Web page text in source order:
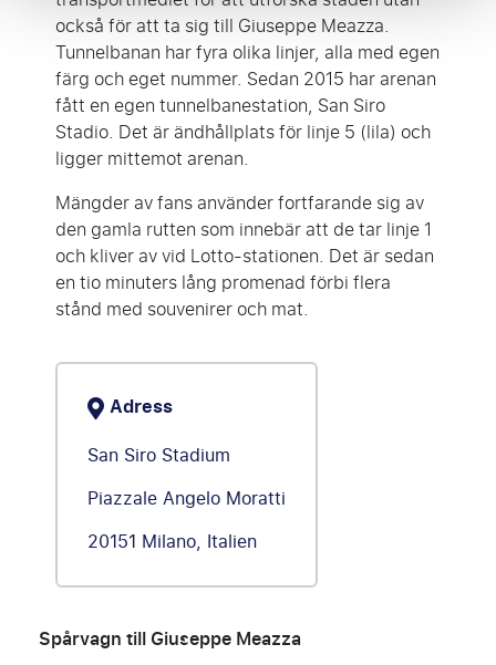
också för att ta sig till Giuseppe Meazza.
Tunnelbanan har fyra olika linjer, alla med egen
färg och eget nummer. Sedan 2015 har arenan
fått en egen tunnelbanestation, San Siro
Stadio. Det är ändhållplats för linje 5 (lila) och
ligger mittemot arenan.
Mängder av fans använder fortfarande sig av
den gamla rutten som innebär att de tar linje 1
och kliver av vid Lotto-stationen. Det är sedan
en tio minuters lång promenad förbi flera
stånd med souvenirer och mat.
Adress
San Siro Stadium
Piazzale Angelo Moratti
20151 Milano, Italien
Spårvagn till Giuseppe Meazza